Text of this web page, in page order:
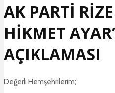
AK PARTİ
HİKMET
AÇIKLAMASI
Değerli Hemşehrilerim;